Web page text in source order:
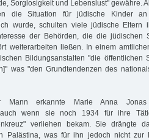
Sorglosigkeit und Lebenslust" gewähre.
die Situation für jüdische Kinder an
wurde, schulten viele jüdische Eltern
der Behörden, die die jüdischen
weiterarbeiten ließen. In einem
Bildungsanstalten "die öffentlichen
was "den Grundtendenzen des
erkannte Marie Anna
auch wenn sie noch 1934 für ihre
verliehen bekam. Sie drängte
Palästina, was für ihn jedoch nicht zur